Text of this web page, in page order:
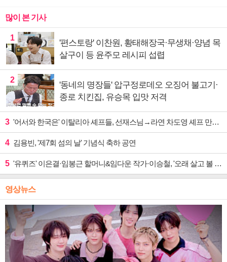
많이 본 기사
1
'편스토랑' 이찬원, 황태해장국·무생채·양념 목
살구이 등 윤주모 레시피 섭렵
2
'동네의 명장들' 압구정로데오 오징어 불고기·
종로 치킨집, 유승목 입맛 저격
3 '어서와 한국은' 이탈리아 셰프들, 선재스님→라연 차도영 셰프 만난다
4 김용빈, '제7회 섬의 날' 기념식 축하 공연
5 '유퀴즈' 이은결·임봉근 할머니&임다운 작가·이승철, '오래 살고 볼 일' 특집 출격
영상뉴스